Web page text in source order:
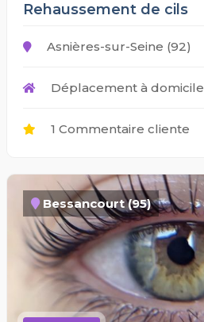
Rehaussement de cils
Asnières-sur-Seine (92)
Déplacement à domicile
1 Commentaire cliente
Bessancourt (95)